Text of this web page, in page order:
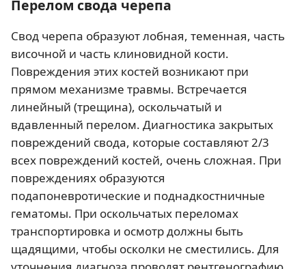
Перелом свода черепа
Свод черепа образуют лобная, теменная, часть
височной и часть клиновидной кости.
Повреждения этих костей возникают при
прямом механизме травмы. Встречается
линейный (трещина), оскольчатый и
вдавленный перелом. Диагностика закрытых
повреждений свода, которые составляют 2/3
всех повреждений костей, очень сложная. При
повреждениях образуются
подапоневротические и поднадкостничные
гематомы. При оскольчатых переломах
транспортировка и осмотр должны быть
щадящими, чтобы осколки не сместились. Для